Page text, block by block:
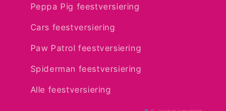
Peppa Pig feestversiering
Cars feestversiering
Paw Patrol feestversiering
Spiderman feestversiering
Alle feestversiering